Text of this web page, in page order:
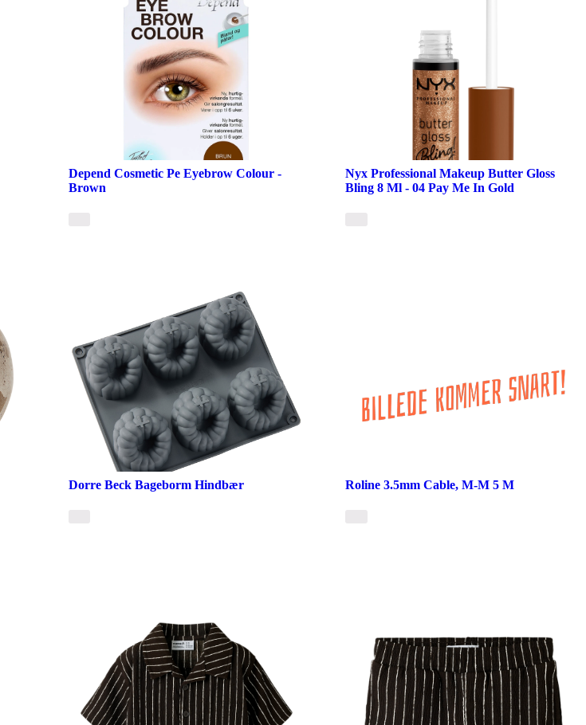
Depend Cosmetic Pe Eyebrow Colour -
Brown
Nyx Professional Makeup Butter Gloss
Bling 8 Ml - 04 Pay Me In Gold
Dorre Beck Bageborm Hindbær Roline 3.5mm Cable, M-M 5 M